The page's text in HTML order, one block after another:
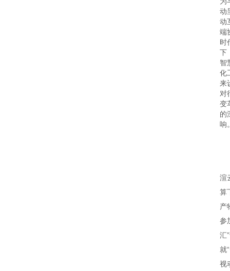
动
动
端
时
下
智
化
来
对
变
的
响
渲
算
产
参
汇
就
视